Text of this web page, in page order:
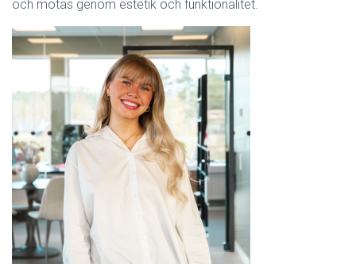
och mötas genom estetik och funktionalitet.